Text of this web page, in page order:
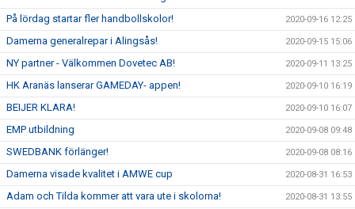
På lördag startar fler handbollskolor! 2020-09-16 12:25
Damerna generalrepar i Alingsås! 2020-09-15 15:06
NY partner - Välkommen Dovetec AB! 2020-09-11 13:25
HK Aranäs lanserar GAMEDAY- appen! 2020-09-10 16:19
BEIJER KLARA! 2020-09-10 16:07
EMP utbildning 2020-09-08 09:48
SWEDBANK förlänger! 2020-09-08 08:16
Damerna visade kvalitet i AMWE cup 2020-08-31 16:53
Adam och Tilda kommer att vara ute i skolorna! 2020-08-31 13:55